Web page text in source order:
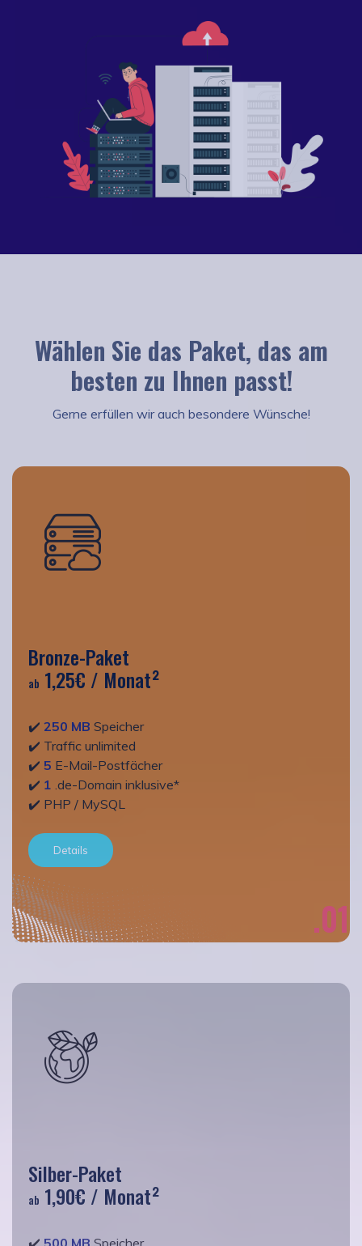
Wählen Sie das Paket, das am
besten zu Ihnen passt!
Gerne erfüllen wir auch besondere Wünsche!
Bronze-Paket
ab 1,25€ / Monat²
✔️ 250 MB Speicher
✔️ Traffic unlimited
✔️ 5 E-Mail-Postfächer
✔️ 1 .de-Domain inklusive*
✔️ PHP / MySQL
Details
.01
Silber-Paket
ab 1,90€ / Monat²
✔️ 500 MB Speicher